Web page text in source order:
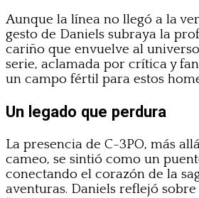
Aunque la línea no llegó a la
gesto de Daniels subraya la
cariño que envuelve al
serie, aclamada por crítica y
un campo fértil para estos
Un legado que perdura
La presencia de C-3PO, más
cameo, se sintió como un
conectando el corazón de la
aventuras. Daniels reflejó